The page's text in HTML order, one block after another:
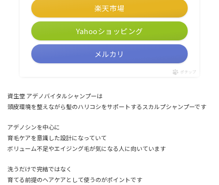
楽天市場
Yahooショッピング
メルカリ
ポチップ
資生堂 アデノバイタルシャンプーは
頭皮環境を整えながら髪のハリコシをサポートするスカルプシャンプーです
アデノシンを中心に
育毛ケアを意識した設計になっていて
ボリューム不足やエイジング毛が気になる人に向いています
洗うだけで完結ではなく
育てる前提のヘアケアとして使うのがポイントです